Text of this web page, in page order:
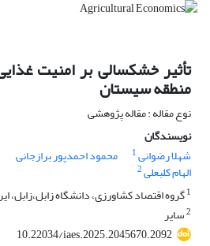
تأثیر خشکسالی بر امنیت
منطقه سیستان
نوع مقاله : مقاله پژوهشی
نویسندگان
شهلا رضوانی1 محمود احمدپور برازجانی
الهام کلبعلی2
1گروه اقتصاد کشاورزی، دانشگاه زابل،زابل،
2سایر
10.22034/iaes.2025.2045670.2092